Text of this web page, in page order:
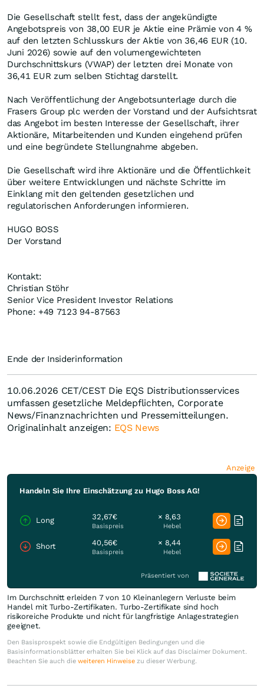
Die Gesellschaft stellt fest, dass der angekündigte
Angebotspreis von 38,00 EUR je Aktie eine Prämie von 4 %
auf den letzten Schlusskurs der Aktie von 36,46 EUR (10.
Juni 2026) sowie auf den volumengewichteten
Durchschnittskurs (VWAP) der letzten drei Monate von
36,41 EUR zum selben Stichtag darstellt.
Nach Veröffentlichung der Angebotsunterlage durch die
Frasers Group plc werden der Vorstand und der Aufsichtsrat
das Angebot im besten Interesse der Gesellschaft, ihrer
Aktionäre, Mitarbeitenden und Kunden eingehend prüfen
und eine begründete Stellungnahme abgeben.
Die Gesellschaft wird ihre Aktionäre und die Öffentlichkeit
über weitere Entwicklungen und nächste Schritte im
Einklang mit den geltenden gesetzlichen und
regulatorischen Anforderungen informieren.
HUGO BOSS
Der Vorstand
Kontakt:
Christian Stöhr
Senior Vice President Investor Relations
Phone: +49 7123 94-87563
Ende der Insiderinformation
10.06.2026 CET/CEST Die EQS Distributionsservices
umfassen gesetzliche Meldepflichten, Corporate
News/Finanznachrichten und Pressemitteilungen.
Originalinhalt anzeigen: EQS News
Anzeige
Handeln Sie Ihre Einschätzung zu Hugo Boss AG!
Long 32,67€
Basispreis
× 8,63
Hebel
Short 40,56€
Basispreis
× 8,44
Hebel
Präsentiert von
Im Durchschnitt erleiden 7 von 10 Kleinanlegern Verluste beim
Handel mit Turbo-Zertifikaten. Turbo-Zertifikate sind hoch
risikoreiche Produkte und nicht für langfristige Anlagestrategien
geeignet.
Den Basisprospekt sowie die Endgültigen Bedingungen und die
Basisinformationsblätter erhalten Sie bei Klick auf das Disclaimer Dokument.
Beachten Sie auch die weiteren Hinweise zu dieser Werbung.